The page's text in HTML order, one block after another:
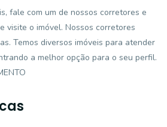
fale com um de nossos corretores e
visite o imóvel. Nossos corretores
Temos diversos imóveis para atender
a melhor opção para o seu perfil.